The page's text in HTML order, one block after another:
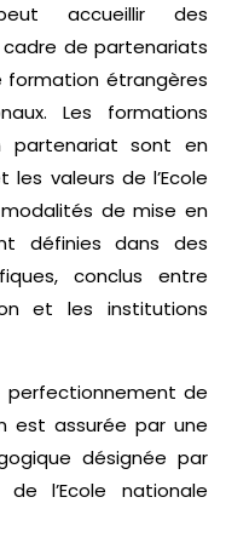
accueillir des
de partenariats
formation étrangères
Les formations
partenariat sont en
valeurs de l’Ecole
de mise en
définies dans des
conclus entre
et les institutions
perfectionnement de
est assurée par une
désignée par
l’Ecole nationale